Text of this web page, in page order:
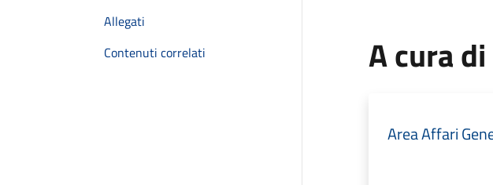
Allegati
Contenuti correlati
A cura di
Area Affari